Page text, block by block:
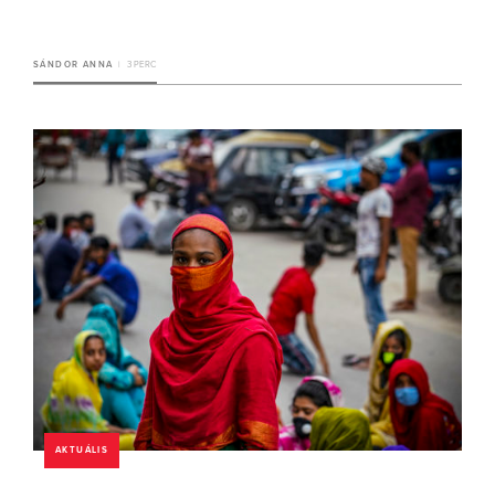
SÁNDOR ANNA 3 PERC
AKTUÁLIS